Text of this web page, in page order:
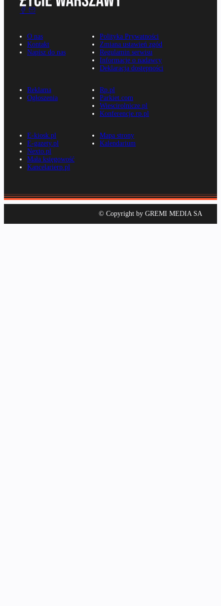
O nas
Kontakt
Napisz do nas
Polityka Prywatności
Zmiana ustawień zgód
Regulamin serwisu
Informacje o nadawcy
Deklaracja dostępności
Reklama
Ogłoszenia
Rp.pl
Parkiet.com
Wiescirolnicze.pl
Konferencje.rp.pl
E-kiosk.pl
E-gazety.pl
Nexto.pl
Mała księgowość
Kancelarierp.pl
Mapa strony
Kalendarium
© Copyright by GREMI MEDIA SA